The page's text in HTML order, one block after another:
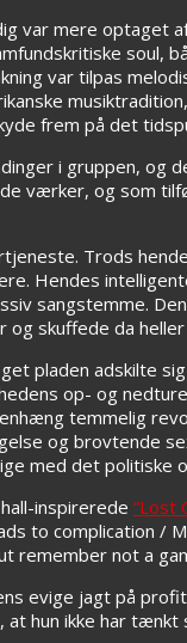
var mere optaget
soul,
var tilpas
frem på det
i gruppen, og
værker, og som
Trods
Hendes
sangstemme.
skuffede da heller
pladen adskilte
op- og
temmelig
og brovtende
med det
inspirerede “Lost
to complication /
remember not a
evige jagt på
hun ikke har